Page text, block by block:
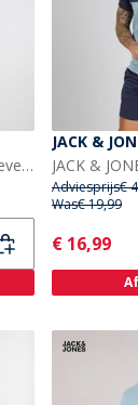
Avant Garde Heren Creatieve T-shirt En Korte Broek Set Coral
JACK &
Adviesprijs€
Was€ 19,99
Current
€ 16,99